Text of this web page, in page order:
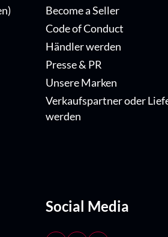
Become a Seller
Code of Conduct
Händler werden
Presse & PR
Unsere Marken
Verkaufspartner oder
werden
Social Media